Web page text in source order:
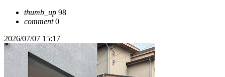
thumb_up 98
comment0
2026/07/07 15:17